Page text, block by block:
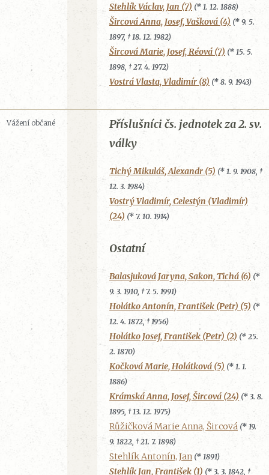
Stehlík Václav, Jan (7) (* 1. 12. 1888)
Šircová Anna, Josef, Vašková (4) (* 9. 5.
1897, † 18. 12. 1982)
Šircová Marie, Josef, Réová (7) (* 15. 5.
1898, † 27. 4. 1972)
Vostrá Vlasta, Vladimír (8) (* 8. 9. 1943)
Vážení občané
Příslušníci čs. jednotek za 2. sv.
války
Tichý Mikuláš, Alexandr (5) (* 1. 9. 1908, †
12. 3. 1984)
Vostrý Vladimír, Celestýn (Vladimír)
(24) (* 7. 10. 1914)
Ostatní
Balasjuková Jaryna, Sakon, Tichá (6) (*
9. 3. 1910, † 7. 5. 1991)
Holátko Antonín, František (Petr) (5) (*
12. 4. 1872, † 1956)
Holátko Josef, František (Petr) (2) (* 25.
2. 1870)
Kočková Marie, Holátková (5) (* 1. 1.
1886)
Krámská Anna, Josef, Šircová (24) (* 3. 8.
1895, † 13. 12. 1975)
Růžičková Marie Anna, Šircová (* 19.
9. 1822, † 21. 7. 1898)
Stehlík Antonín, Jan (* 1891)
Stehlík Jan, František (1) (* 3. 3. 1842, †